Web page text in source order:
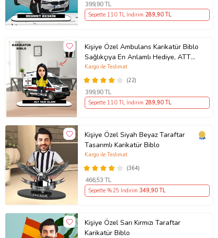
399,90 TL
Sepette 110 TL İndirim 289,90 TL
Kişiye Özel Ambulans Karikatür Biblo
Sağlıkçıya En Anlamlı Hediye, ATT
teknisyeni hediyesi
(22)
Kargo ile Teslimat
399,90 TL
Sepette 110 TL İndirim 289,90 TL
Kişiye Özel Siyah Beyaz Taraftar
Tasarımlı Karikatür Biblo
(364)
Kargo ile Teslimat
466,53 TL
Sepette %25 İndirim 349,90 TL
Kişiye Özel Sarı Kırmızı Taraftar
Karikatür Biblo